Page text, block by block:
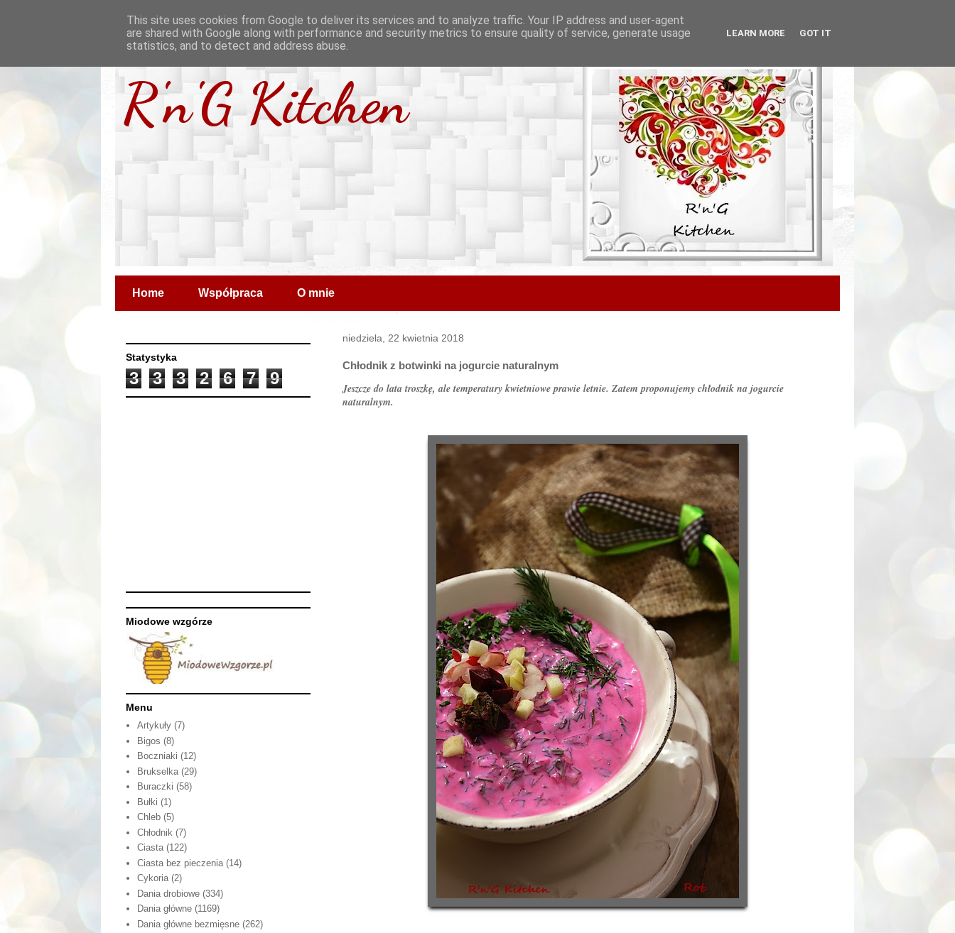
R'n'G Kitchen
Home Współpraca O mnie
niedziela, 22 kwietnia 2018
Chłodnik z botwinki na jogurcie naturalnym
Jeszcze do lata troszkę, ale temperatury kwietniowe prawie letnie. Zatem proponujemy chłodnik na jogurcie
naturalnym.
Statystyka
3 3 3 2 6 7 9
Miodowe wzgórze
Menu
Artykuły (7)
Bigos (8)
Boczniaki (12)
Brukselka (29)
Buraczki (58)
Bułki (1)
Chleb (5)
Chłodnik (7)
Ciasta (122)
Ciasta bez pieczenia (14)
Cykoria (2)
Dania drobiowe (334)
Dania główne (1169)
Dania główne bezmięsne (262)
This site uses cookies from Google to deliver its services and to analyze traffic. Your IP address and user-agent
are shared with Google along with performance and security metrics to ensure quality of service, generate usage
statistics, and to detect and address abuse.
LEARN MORE GOT IT